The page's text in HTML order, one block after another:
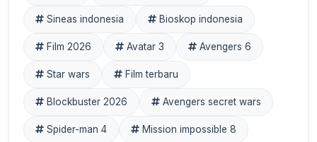
Sineas indonesia Bioskop indonesia
Film 2026 Avatar 3 Avengers 6
Star wars Film terbaru
Blockbuster 2026 Avengers secret wars
Spider-man 4 Mission impossible 8